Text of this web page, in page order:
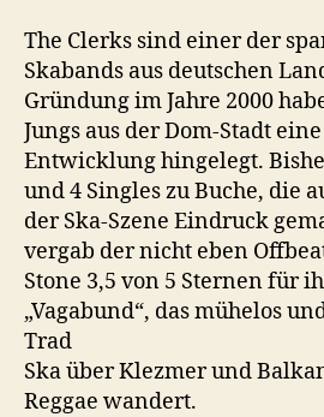
The Clerks sind einer der
Skabands aus deutschen
Gründung im Jahre 2000
Jungs aus der Dom-Stadt
Entwicklung hingelegt.
und 4 Singles zu Buche, die
der Ska-Szene Eindruck
vergab der nicht eben
Stone 3,5 von 5 Sternen für
„Vagabund“, das mühelos
Trad
Ska über Klezmer und
Reggae wandert.